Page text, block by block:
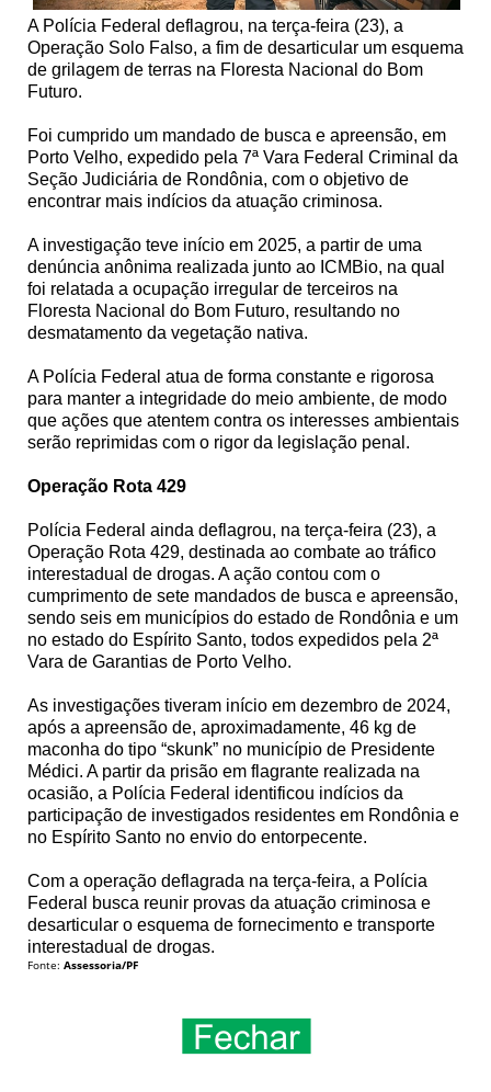
A Polícia Federal deflagrou, na terça-feira (23), a
Operação Solo Falso, a fim de desarticular um esquema
de grilagem de terras na Floresta Nacional do Bom
Futuro.
Foi cumprido um mandado de busca e apreensão, em
Porto Velho, expedido pela 7ª Vara Federal Criminal da
Seção Judiciária de Rondônia, com o objetivo de
encontrar mais indícios da atuação criminosa.
A investigação teve início em 2025, a partir de uma
denúncia anônima realizada junto ao ICMBio, na qual
foi relatada a ocupação irregular de terceiros na
Floresta Nacional do Bom Futuro, resultando no
desmatamento da vegetação nativa.
A Polícia Federal atua de forma constante e rigorosa
para manter a integridade do meio ambiente, de modo
que ações que atentem contra os interesses ambientais
serão reprimidas com o rigor da legislação penal.
Operação Rota 429
Polícia Federal ainda deflagrou, na terça-feira (23), a
Operação Rota 429, destinada ao combate ao tráfico
interestadual de drogas. A ação contou com o
cumprimento de sete mandados de busca e apreensão,
sendo seis em municípios do estado de Rondônia e um
no estado do Espírito Santo, todos expedidos pela 2ª
Vara de Garantias de Porto Velho.
As investigações tiveram início em dezembro de 2024,
após a apreensão de, aproximadamente, 46 kg de
maconha do tipo “skunk” no município de Presidente
Médici. A partir da prisão em flagrante realizada na
ocasião, a Polícia Federal identificou indícios da
participação de investigados residentes em Rondônia e
no Espírito Santo no envio do entorpecente.
Com a operação deflagrada na terça-feira, a Polícia
Federal busca reunir provas da atuação criminosa e
desarticular o esquema de fornecimento e transporte
interestadual de drogas.
Fonte: Assessoria/PF